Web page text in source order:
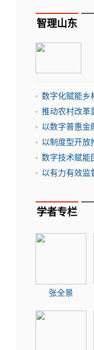
智理山东
数字化赋能乡
推动农村改革
以数字普惠金
以制度型开放
数字技术赋能
以有力有效监
学者专栏
张全景